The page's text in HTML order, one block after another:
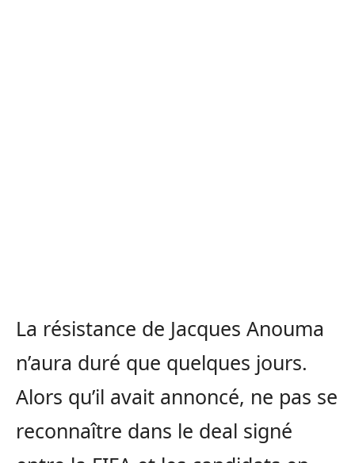
La résistance de Jacques Anouma
n’aura duré que quelques jours.
Alors qu’il avait annoncé, ne pas se
reconnaître dans le deal signé